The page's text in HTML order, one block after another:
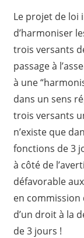
Le projet de loi
d’harmoniser
trois versants
passage à
à une
dans un sens
trois versants
n’existe que
fonctions de 3
à côté de
défavorable
en commission
d’un droit à la
de 3 jours !